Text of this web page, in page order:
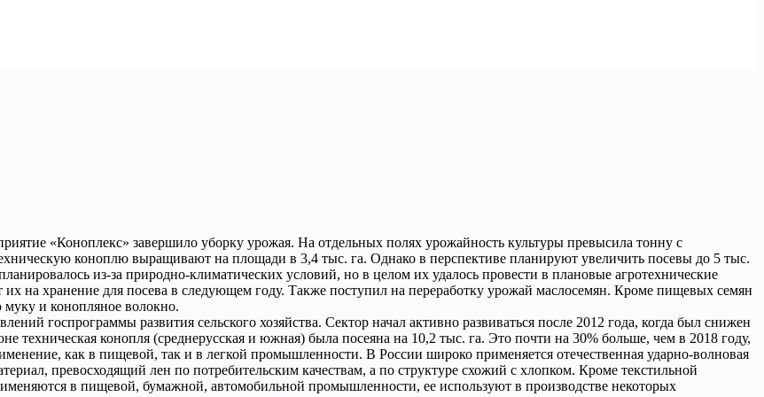
«Коноплекс» завершило уборку урожая. На отдельных полях урожайность культуры превысила тонну с
коноплю выращивают на площади в 3,4 тыс. га. Однако в перспективе планируют увеличить посевы до 5 тыс.
из-за природно-климатических условий, но в целом их удалось провести в плановые агротехнические
их на хранение для посева в следующем году. Также поступил на переработку урожай маслосемян. Кроме пищевых семян
и конопляное волокно.
госпрограммы развития сельского хозяйства. Сектор начал активно развиваться после 2012 года, когда был снижен
техническая конопля (среднерусская и южная) была посеяна на 10,2 тыс. га. Это почти на 30% больше, чем в 2018 году,
как в пищевой, так и в легкой промышленности. В России широко применяется отечественная ударно-волновая
превосходящий лен по потребительским качествам, а по структуре схожий с хлопком. Кроме текстильной
в пищевой, бумажной, автомобильной промышленности, ее используют в производстве некоторых